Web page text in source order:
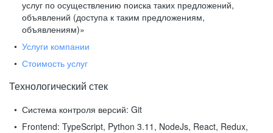
услуг по осуществлению поиска таких предложений,
объявлений (доступа к таким предложениям,
объявлениям)»
Услуги компании
Стоимость услуг
Технологический стек
Система контроля версий: Git
Frontend: TypeScript, Python 3.11, NodeJs, React, Redux,